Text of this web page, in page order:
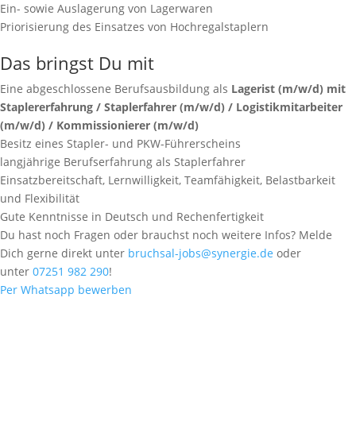
Ein- sowie Auslagerung von Lagerwaren
Priorisierung des Einsatzes von Hochregalstaplern
Das bringst Du mit
Eine abgeschlossene Berufsausbildung als Lagerist (m/w/d) mit
Staplererfahrung / Staplerfahrer (m/w/d) / Logistikmitarbeiter
(m/w/d) / Kommissionierer (m/w/d)
Besitz eines Stapler- und PKW-Führerscheins
langjährige Berufserfahrung als Staplerfahrer
Einsatzbereitschaft, Lernwilligkeit, Teamfähigkeit, Belastbarkeit
und Flexibilität
Gute Kenntnisse in Deutsch und Rechenfertigkeit
Du hast noch Fragen oder brauchst noch weitere Infos? Melde
Dich gerne direkt unter bruchsal-jobs@synergie.de oder
unter 07251 982 290!
Per Whatsapp bewerben